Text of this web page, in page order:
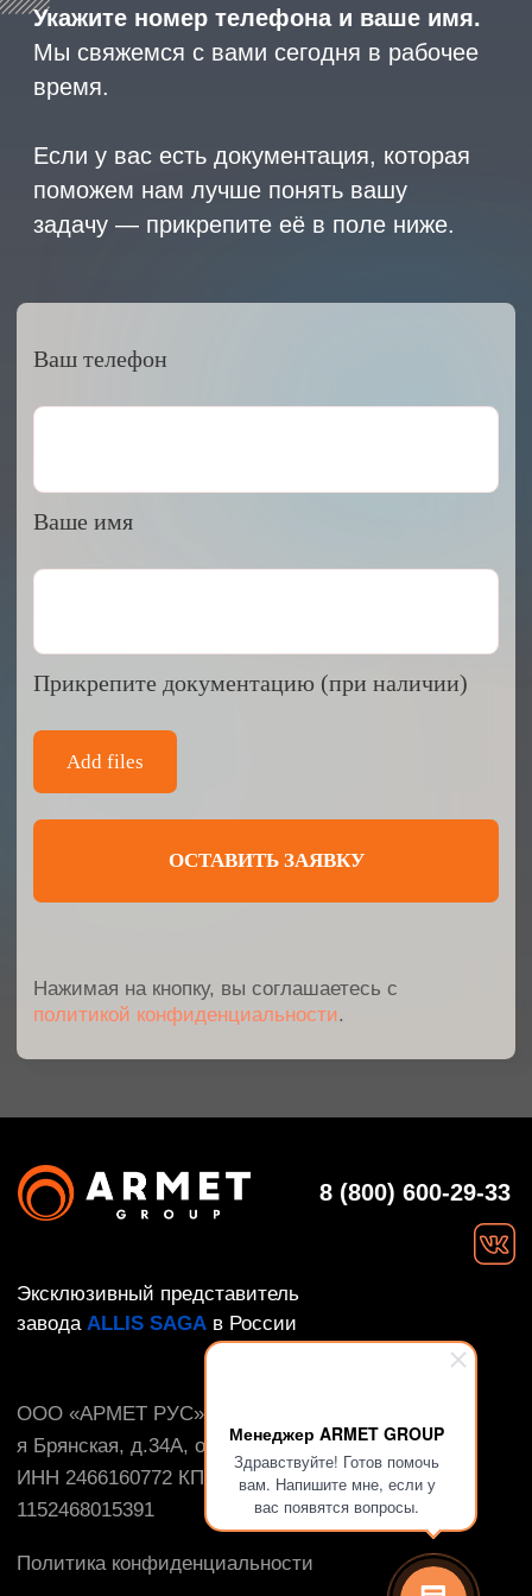
Менеджер ARMET GROUP
Здравствуйте! Готов помочь
вам. Напишите мне, если у
вас появятся вопросы.